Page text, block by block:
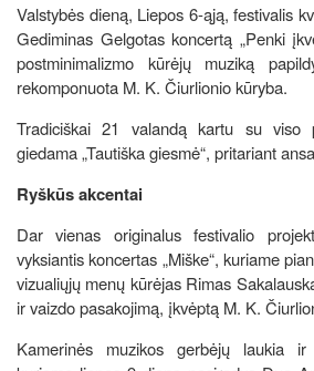
Valstybės dieną, Liepos 6-ąją, festivalis
Gediminas Gelgotas koncertą „Penki
postminimalizmo kūrėjų muziką
rekomponuota M. K. Čiurlionio kūryba.
Tradiciškai 21 valandą kartu su viso
giedama „Tautiška giesmė“, pritariant
Ryškūs akcentai
Dar vienas originalus festivalio
vyksiantis koncertas „Miške“, kuriame
vizualiųjų menų kūrėjas Rimas
ir vaizdo pasakojimą, įkvėptą M. K.
Kamerinės muzikos gerbėjų laukia ir